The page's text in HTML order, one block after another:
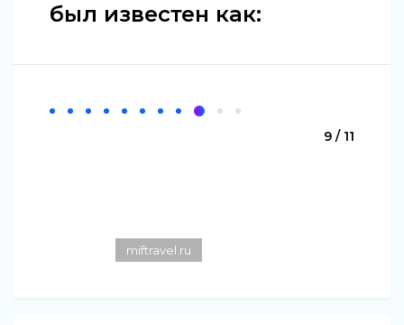
был известен как:
9 / 11
miftravel.ru